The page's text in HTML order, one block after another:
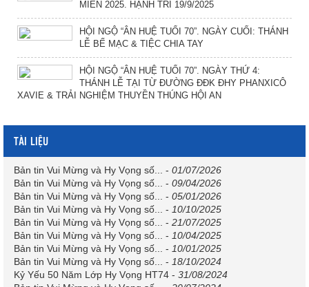
MIỀN 2025. HẠNH TRÍ 19/9/2025
HỘI NGỘ “ÂN HUỆ TUỔI 70”. NGÀY CUỐI: THÁNH
LỄ BẾ MẠC & TIỆC CHIA TAY
HỘI NGỘ “ÂN HUỆ TUỔI 70”. NGÀY THỨ 4:
THÁNH LỄ TẠI TỪ ĐƯỜNG ĐĐK ĐHY PHANXICÔ
XAVIE & TRẢI NGHIỆM THUYỀN THÚNG HỘI AN
TÀI LIỆU
Bản tin Vui Mừng và Hy Vọng số... - 01/07/2026
Bản tin Vui Mừng và Hy Vọng số...
- 09/04/2026
Bản tin Vui Mừng và Hy Vọng số...
- 05/01/2026
Bản tin Vui Mừng và Hy Vọng số...
- 10/10/2025
Bản tin Vui Mừng và Hy Vọng số...
- 21/07/2025
Bản tin Vui Mừng và Hy Vọng số...
- 10/04/2025
Bản tin Vui Mừng và Hy Vọng số...
- 10/01/2025
Bản tin Vui Mừng và Hy Vọng số...
- 18/10/2024
Kỷ Yếu 50 Năm Lớp Hy Vọng HT74 - 31/08/2024